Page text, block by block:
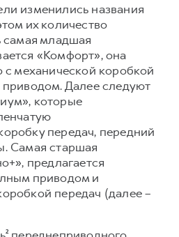
изменились названия
их количество
самая младшая
«Комфорт», она
с механической коробкой
Далее следуют
которые
передач, передний
Самая старшая
предлагается
приводом и
передач (далее –